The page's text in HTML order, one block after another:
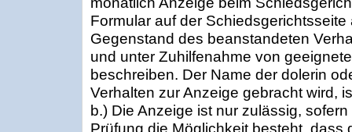
Formular auf der
Gegenstand des beanstandeten
und unter Zuhilfenahme von
beschreiben. Der Name der dolerin
Verhalten zur Anzeige gebracht wird,
b.) Die Anzeige ist nur zulässig,
Prüfung die Möglichkeit besteht, dass